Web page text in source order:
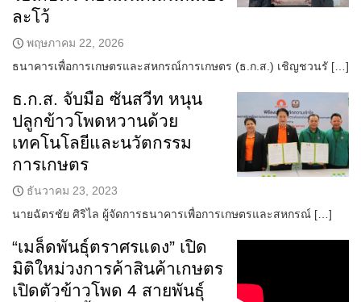
ละโว้
พฤษภาคม 22, 2026
ธนาคารเพื่อการเกษตรและสหกรณ์การเกษตร (ธ.ก.ส.) เชิญชวนรั […]
ธ.ก.ส. จับมือ ซันสวีท หนุน
ปลูกข้าวโพดหวานด้วย
เทคโนโลยีและนวัตกรรม
การเกษตร
ธันวาคม 23, 2023
นายฉัตรชัย ศิริไล ผู้จัดการธนาคารเพื่อการเกษตรและสหกรณ์ […]
“เมล็ดพันธุ์ตราศรแดง” เปิด
มิติใหม่วงการค้าสินค้าเกษตร
เปิดตัวข้าวโพด 4 สายพันธุ์